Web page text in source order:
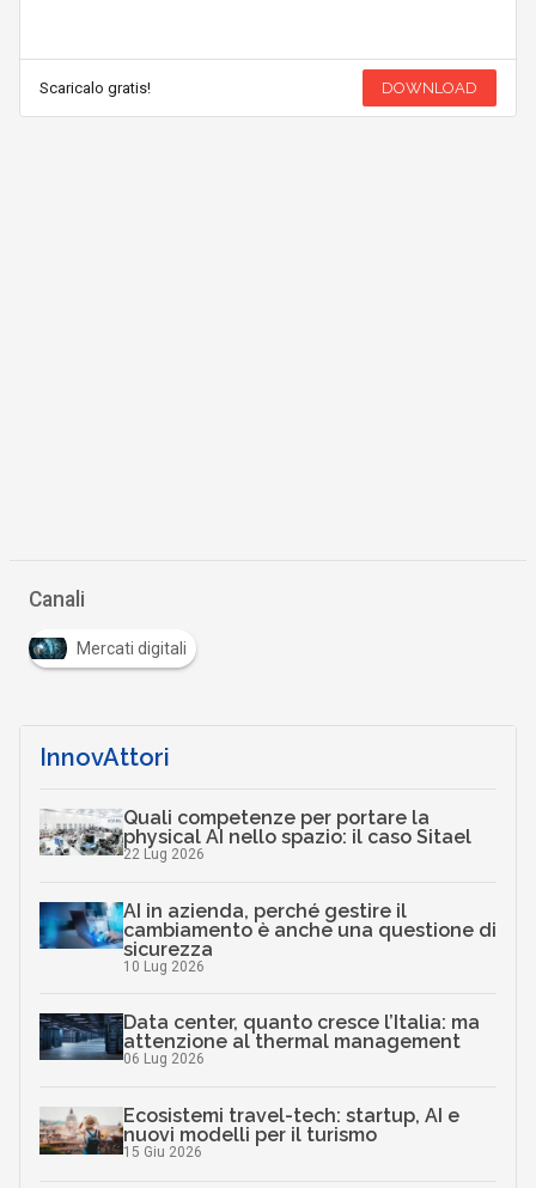
Scaricalo gratis! DOWNLOAD
Canali
Mercati digitali
InnovAttori
Quali competenze per portare la
physical AI nello spazio: il caso Sitael
22 Lug 2026
AI in azienda, perché gestire il
cambiamento è anche una questione di
sicurezza
10 Lug 2026
Data center, quanto cresce l’Italia: ma
attenzione al thermal management
06 Lug 2026
Ecosistemi travel-tech: startup, AI e
nuovi modelli per il turismo
15 Giu 2026